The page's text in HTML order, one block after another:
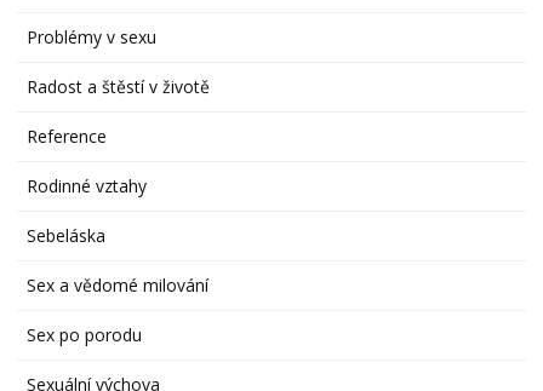
Problémy v sexu
Radost a štěstí v životě
Reference
Rodinné vztahy
Sebeláska
Sex a vědomé milování
Sex po porodu
Sexuální výchova